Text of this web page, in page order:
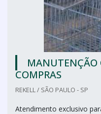
MANUTENÇÃO
COMPRAS
REKELL / SÃO PAULO - SP
Atendimento exclusivo